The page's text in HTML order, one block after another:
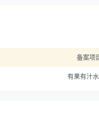
备案项
有果有汁